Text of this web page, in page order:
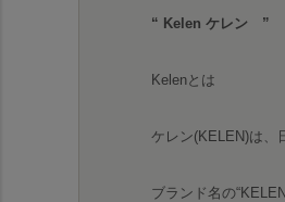
“ Kelen ケレン ”
Kelenとは
ケレン(KELEN)は、
ブランド名の